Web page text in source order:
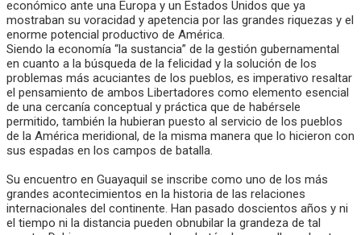
económico ante una Europa y un Estados Unidos que ya
mostraban su voracidad y apetencia por las grandes riquezas y el
enorme potencial productivo de América.
Siendo la economía “la sustancia” de la gestión gubernamental
en cuanto a la búsqueda de la felicidad y la solución de los
problemas más acuciantes de los pueblos, es imperativo resaltar
el pensamiento de ambos Libertadores como elemento esencial
de una cercanía conceptual y práctica que de habérsele
permitido, también la hubieran puesto al servicio de los pueblos
de la América meridional, de la misma manera que lo hicieron con
sus espadas en los campos de batalla.
Su encuentro en Guayaquil se inscribe como uno de los más
grandes acontecimientos en la historia de las relaciones
internacionales del continente. Han pasado doscientos años y ni
el tiempo ni la distancia pueden obnubilar la grandeza de tal